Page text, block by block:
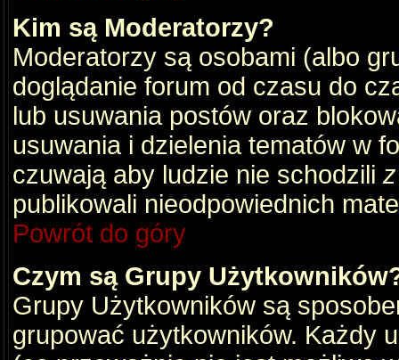
Kim są Moderatorzy?
Moderatorzy są osobami (albo
doglądanie forum od czasu do
lub usuwania postów oraz
usuwania i dzielenia tematów w
czuwają aby ludzie nie schodzili
publikowali nieodpowiednich
Powrót do góry
Czym są Grupy
Grupy Użytkowników są
grupować użytkowników. Każdy